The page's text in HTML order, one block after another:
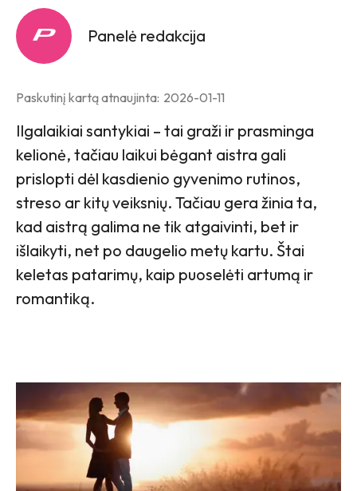
Panelė redakcija
Paskutinį kartą atnaujinta: 2026-01-11
Ilgalaikiai santykiai – tai graži ir prasminga
kelionė, tačiau laikui bėgant aistra gali
prislopti dėl kasdienio gyvenimo rutinos,
streso ar kitų veiksnių. Tačiau gera žinia ta,
kad aistrą galima ne tik atgaivinti, bet ir
išlaikyti, net po daugelio metų kartu. Štai
keletas patarimų, kaip puoselėti artumą ir
romantiką.